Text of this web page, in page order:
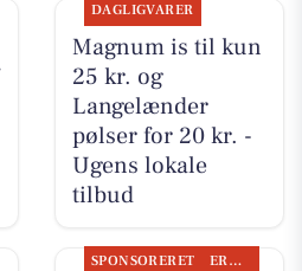
DAGLIGVARER
Magnum is til kun
25 kr. og
Langelænder
pølser for 20 kr. -
Ugens lokale
tilbud
SPONSORERET ERHVERV